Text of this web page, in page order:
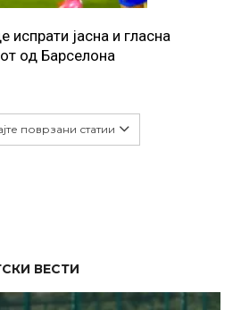
испрати јасна и гласна
од Барселона
поврзани статии
ВЕСТИ